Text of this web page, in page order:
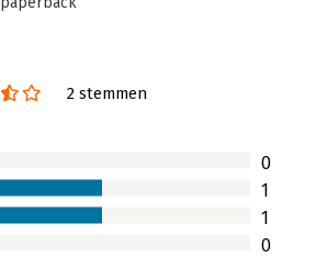
4-7-2023 2 stemmen
0
1
1
0